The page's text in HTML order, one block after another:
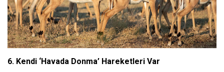
6. Kendi ‘Havada Donma’ Hareketleri Var